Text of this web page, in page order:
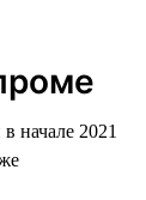
начале 2021